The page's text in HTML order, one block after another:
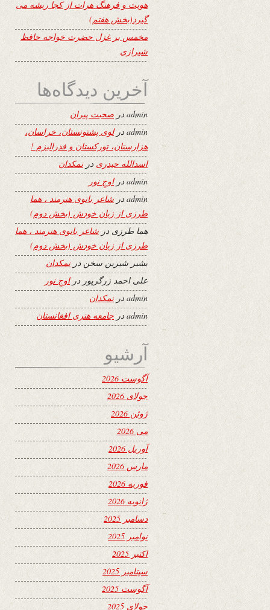
هویت و فرهنگ هرات از کجا ریشه می
گیرد(بخش هفتم)
مخمس بر غزل حضرت خواجه حافظ
شیرازی
آخرین دیدگاه‌ها
adminدر صحبت پیران
admin درلوی پشتونستان، خراسان،
هزارستان، تورکستان و فدرالیزم !
اسدالله حیدری درنمکدان
adminدراوجِ نور
adminدر شاعر بانوی هنرمند ، هما
طرزی از زبان خودش (بخش دوم)
هما طرزی در شاعر بانوی هنرمند ، هما
طرزی از زبان خودش (بخش دوم)
بشیر شیرین سخن درنمکدان
علی احمد زرگرپور دراوجِ نور
adminدرنمکدان
admin در جامعه هنری افغانستان
آرشیو
آگوست 2026
جولای 2026
ژوئن 2026
می 2026
آوریل 2026
مارس 2026
فوریه 2026
ژانویه 2026
دسامبر 2025
نوامبر 2025
اکتبر 2025
سپتامبر 2025
آگوست 2025
جولای 2025